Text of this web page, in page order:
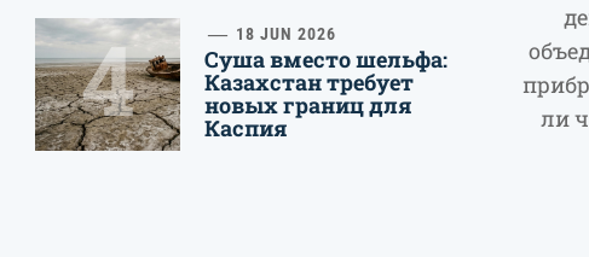
4 18 JUN 2026
Суша вместо шельфа:
Казахстан требует
новых границ для
Каспия
ли